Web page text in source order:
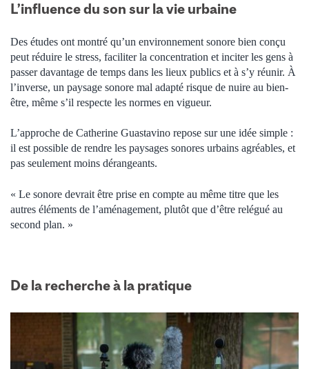
L’influence du son sur la vie urbaine
Des études ont montré qu’un environnement sonore bien conçu
peut réduire le stress, faciliter la concentration et inciter les gens à
passer davantage de temps dans les lieux publics et à s’y réunir. À
l’inverse, un paysage sonore mal adapté risque de nuire au bien-
être, même s’il respecte les normes en vigueur.
L’approche de Catherine Guastavino repose sur une idée simple :
il est possible de rendre les paysages sonores urbains agréables, et
pas seulement moins dérangeants.
« Le sonore devrait être prise en compte au même titre que les
autres éléments de l’aménagement, plutôt que d’être relégué au
second plan. »
De la recherche à la pratique